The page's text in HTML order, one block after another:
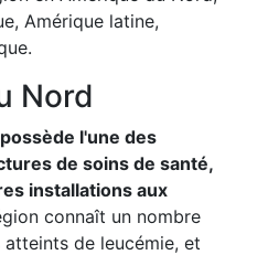
Amérique latine,
Nord
l'une des
de soins de santé,
installations aux
connaît un nombre
de leucémie, et